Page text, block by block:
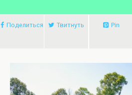
Поделиться Твитнуть Pin